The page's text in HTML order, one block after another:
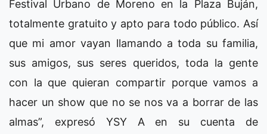
Festival Urbano de Moreno en la Plaza Buján,
totalmente gratuito y apto para todo público. Así
que mi amor vayan llamando a toda su familia,
sus amigos, sus seres queridos, toda la gente
con la que quieran compartir porque vamos a
hacer un show que no se nos va a borrar de las
almas”, expresó YSY A en su cuenta de